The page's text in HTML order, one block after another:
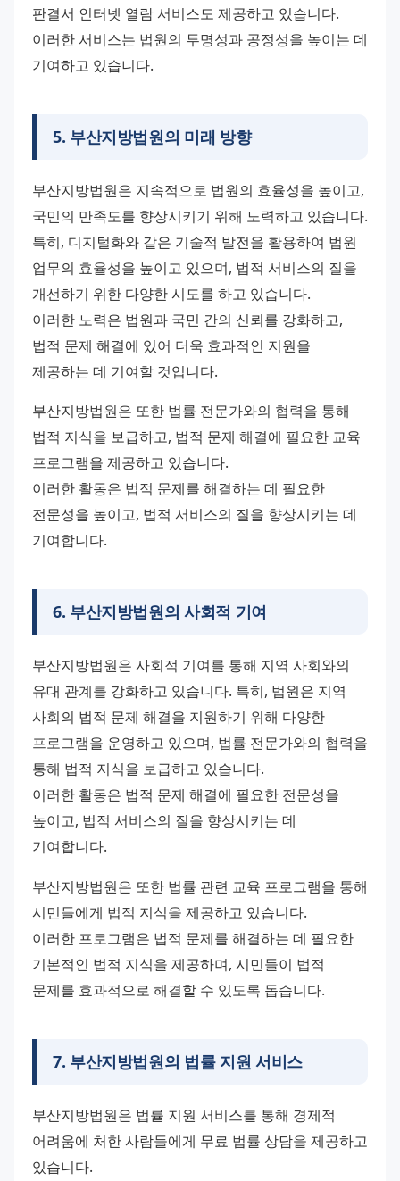
판결서 인터넷 열람 서비스도 제공하고 있습니다.
이러한 서비스는 법원의 투명성과 공정성을 높이는 데
기여하고 있습니다.
5. 부산지방법원의 미래 방향
부산지방법원은 지속적으로 법원의 효율성을 높이고,
국민의 만족도를 향상시키기 위해 노력하고 있습니다.
특히, 디지털화와 같은 기술적 발전을 활용하여 법원
업무의 효율성을 높이고 있으며, 법적 서비스의 질을
개선하기 위한 다양한 시도를 하고 있습니다.
이러한 노력은 법원과 국민 간의 신뢰를 강화하고,
법적 문제 해결에 있어 더욱 효과적인 지원을
제공하는 데 기여할 것입니다.
부산지방법원은 또한 법률 전문가와의 협력을 통해
법적 지식을 보급하고, 법적 문제 해결에 필요한 교육
프로그램을 제공하고 있습니다.
이러한 활동은 법적 문제를 해결하는 데 필요한
전문성을 높이고, 법적 서비스의 질을 향상시키는 데
기여합니다.
6. 부산지방법원의 사회적 기여
부산지방법원은 사회적 기여를 통해 지역 사회와의
유대 관계를 강화하고 있습니다. 특히, 법원은 지역
사회의 법적 문제 해결을 지원하기 위해 다양한
프로그램을 운영하고 있으며, 법률 전문가와의 협력을
통해 법적 지식을 보급하고 있습니다.
이러한 활동은 법적 문제 해결에 필요한 전문성을
높이고, 법적 서비스의 질을 향상시키는 데
기여합니다.
부산지방법원은 또한 법률 관련 교육 프로그램을 통해
시민들에게 법적 지식을 제공하고 있습니다.
이러한 프로그램은 법적 문제를 해결하는 데 필요한
기본적인 법적 지식을 제공하며, 시민들이 법적
문제를 효과적으로 해결할 수 있도록 돕습니다.
7. 부산지방법원의 법률 지원 서비스
부산지방법원은 법률 지원 서비스를 통해 경제적
어려움에 처한 사람들에게 무료 법률 상담을 제공하고
있습니다.